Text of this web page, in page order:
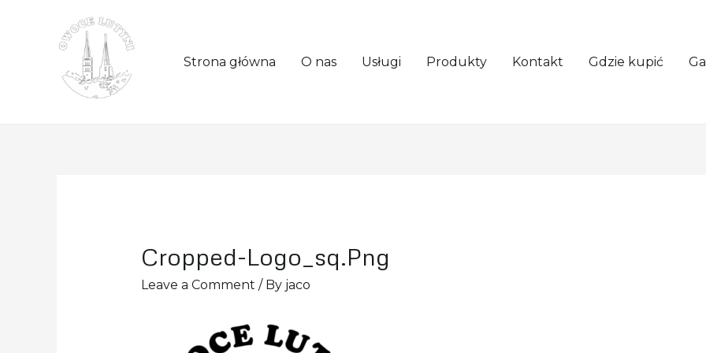
Strona główna O nas Usługi Produkty Kontakt Gdzie kupić
Cropped-Logo_sq.png
Leave a Comment / By jaco